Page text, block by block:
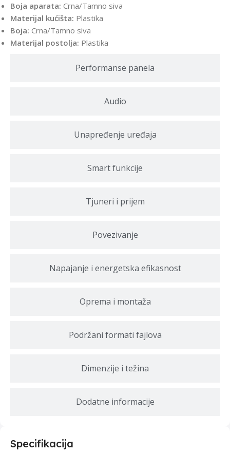
Performanse panela
Audio
Unapređenje uređaja
Smart funkcije
Tjuneri i prijem
Povezivanje
Napajanje i energetska efikasnost
Oprema i montaža
Podržani formati fajlova
Dimenzije i težina
Dodatne informacije
Boja aparata: Crna/Tamno siva
Materijal kućišta: Plastika
Boja: Crna/Tamno siva
Materijal postolja: Plastika
Specifikacija